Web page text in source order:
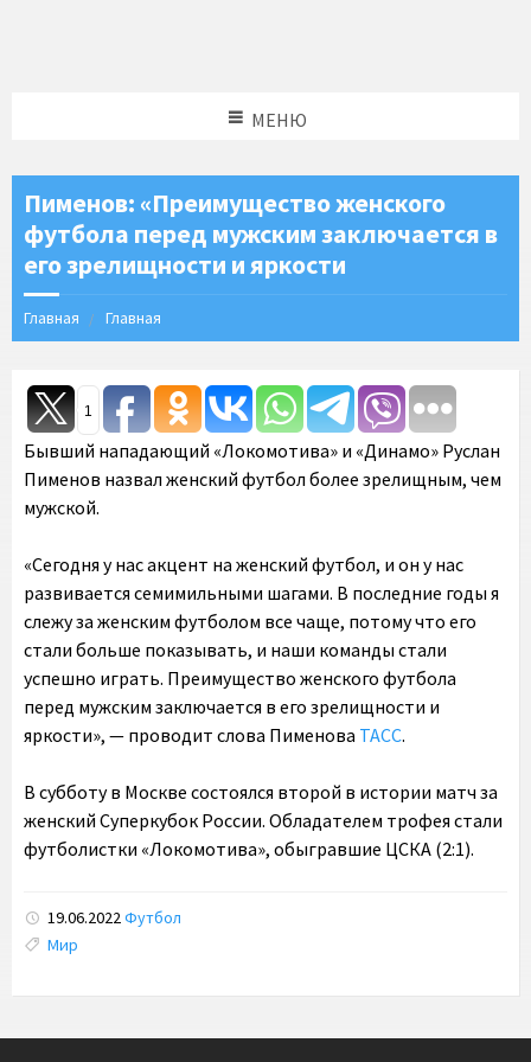
МЕНЮ
Пименов: «Преимущество женского
футбола перед мужским заключается в
его зрелищности и яркости
Главная Главная
1
Бывший нападающий «Локомотива» и «Динамо» Руслан
Пименов назвал женский футбол более зрелищным, чем
мужской.
«Сегодня у нас акцент на женский футбол, и он у нас
развивается семимильными шагами. В последние годы я
слежу за женским футболом все чаще, потому что его
стали больше показывать, и наши команды стали
успешно играть. Преимущество женского футбола
перед мужским заключается в его зрелищности и
яркости», — проводит слова Пименова ТАСС.
В субботу в Москве состоялся второй в истории матч за
женский Суперкубок России. Обладателем трофея стали
футболистки «Локомотива», обыгравшие ЦСКА (2:1).
19.06.2022Футбол
Tags:
Мир